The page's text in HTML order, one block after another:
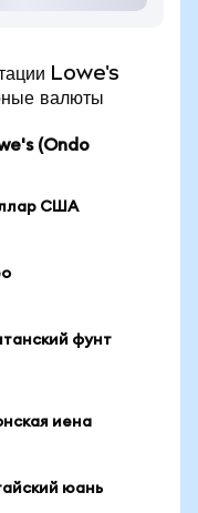
Lowe's
валюты
(Ondo
США
фунт
иена
юань